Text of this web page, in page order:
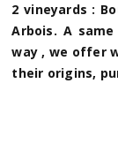
2 vineyards :
Arbois. A
way , we offer
their origins,